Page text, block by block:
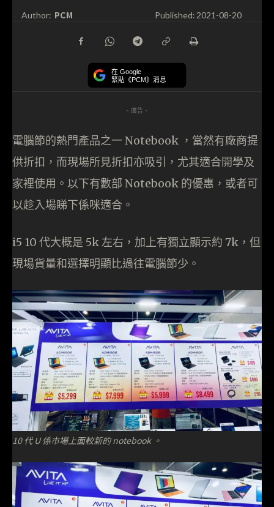
Author: PCM Published: 2021-08-20
在 Google
緊貼《PCM》消息
- 廣告 -
電腦節的熱門產品之一 Notebook ，當然有廠商提
供折扣，而現場所見折扣亦吸引，尤其適合開學及
家裡使用。以下有數部 Notebook 的優惠，或者可
以趁入場睇下係咪適合。
i5 10 代大概是 5k 左右，加上有獨立顯示約 7k，但
現場貨量和選擇明顯比過往電腦節少。
10 代 U 係巿場上面較新的 notebook 。